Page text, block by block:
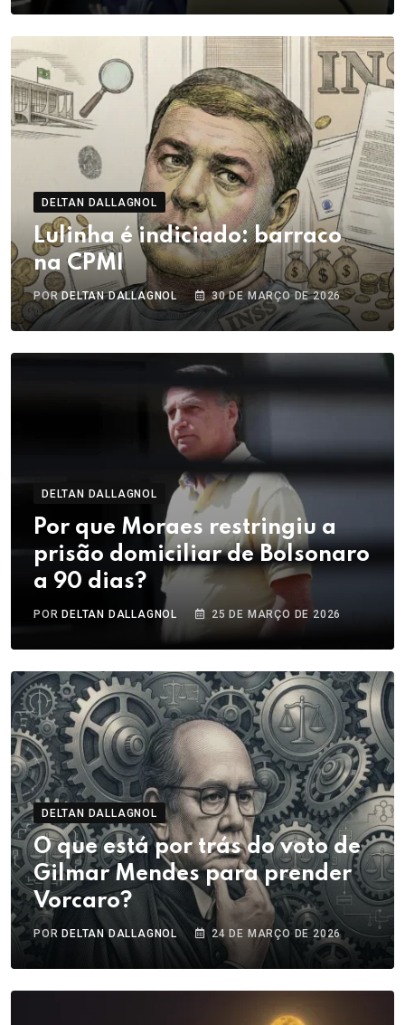
DELTAN DALLAGNOL
Lulinha é indiciado: barraco
na CPMI
PORDELTAN DALLAGNOL 30 DE MARÇO DE 2026
DELTAN DALLAGNOL
Por que Moraes restringiu a
prisão domiciliar de Bolsonaro
a 90 dias?
POR DELTAN DALLAGNOL 25 DE MARÇO DE 2026
DELTAN DALLAGNOL
O que está por trás do voto de
Gilmar Mendes para prender
Vorcaro?
PORDELTAN DALLAGNOL 24 DE MARÇO DE 2026